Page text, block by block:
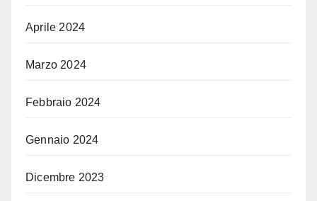
Aprile 2024
Marzo 2024
Febbraio 2024
Gennaio 2024
Dicembre 2023